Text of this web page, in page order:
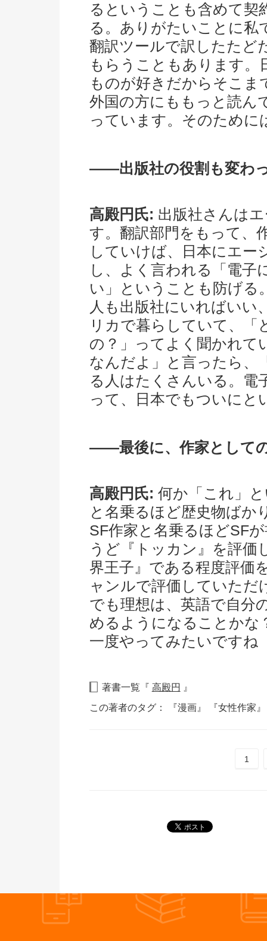
るということも含めて契
る。ありがたいことに私
翻訳ツールで訳したたど
もらうこともあります
ものが好きだからそこ
外国の方にももっと読ん
っています。そのために
――出版社の役割も変わ
高殿円氏: 出版社さんは
す。翻訳部門をもって、
していけば、日本にエー
し、よく言われる「電子
い」ということも防げる
人も出版社にいればいい
リカで暮らしていて、
の？」ってよく聞かれて
なんだよ」と言ったら、
る人はたくさんいる。電
って、日本でもついにと
――最後に、作家として
高殿円氏: 何か「これ」
と名乗るほど歴史物ばか
SF作家と名乗るほどSF
うど『トッカン』を評価
界王子』である程度評価
ャンルで評価していた
でも理想は、英語で自分
めるようになることか
一度やってみたいですね
著書一覧『 高殿円
』
この著者のタグ：
『漫画』 『女性作家
1